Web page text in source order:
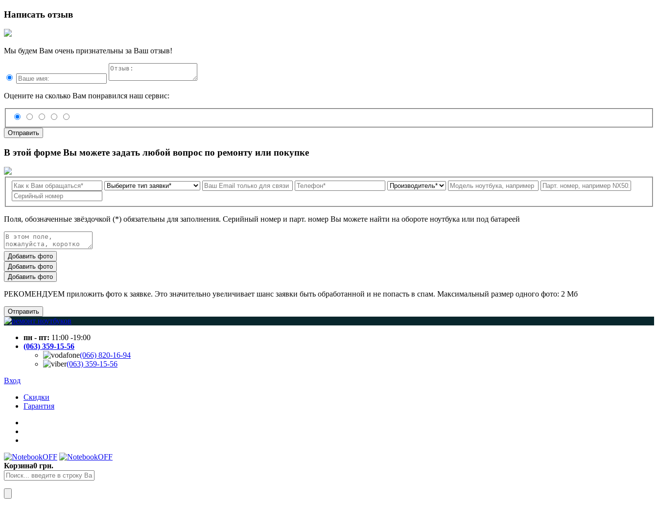
Написать отзыв
Мы будем Вам очень признательны за Ваш отзыв!
Оцените на сколько Вам понравился наш сервис:
Отправить
В этой форме Вы можете задать любой вопрос по ремонту или покупке
Поля, обозначенные звёздочкой (*) обязательны для заполнения. Серийный номер и парт. номер Вы можете найти на обороте ноутбука или под батареей
Добавить фото
Добавить фото
Добавить фото
РЕКОМЕНДУЕМ приложить фото к заявке. Это значительно увеличивает шанс заявки быть обработанной и не попасть в спам. Максимальный размер одного фото: 2 Мб
Отправить
пн - пт: 11:00 -19:00
(063) 359-15-56
(066) 820-16-94
(063) 359-15-56
Вход
Скидки
Гарантия
Корзина0 грн.